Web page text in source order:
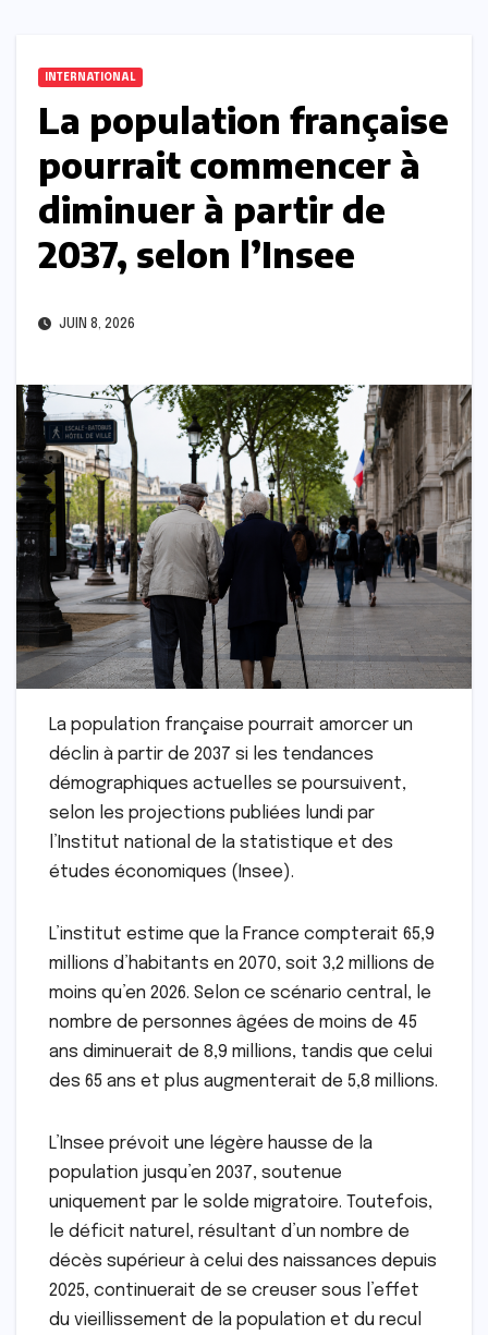
INTERNATIONAL
La population française
pourrait commencer à
diminuer à partir de
2037, selon l’Insee
JUIN 8, 2026
La population française pourrait amorcer un
déclin à partir de 2037 si les tendances
démographiques actuelles se poursuivent,
selon les projections publiées lundi par
l’Institut national de la statistique et des
études économiques (Insee).
L’institut estime que la France compterait 65,9
millions d’habitants en 2070, soit 3,2 millions de
moins qu’en 2026. Selon ce scénario central, le
nombre de personnes âgées de moins de 45
ans diminuerait de 8,9 millions, tandis que celui
des 65 ans et plus augmenterait de 5,8 millions.
L’Insee prévoit une légère hausse de la
population jusqu’en 2037, soutenue
uniquement par le solde migratoire. Toutefois,
le déficit naturel, résultant d’un nombre de
décès supérieur à celui des naissances depuis
2025, continuerait de se creuser sous l’effet
du vieillissement de la population et du recul